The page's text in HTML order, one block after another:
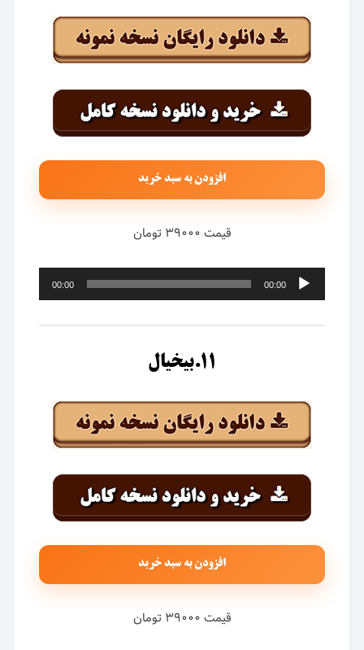
افزودن به سبد خرید
قیمت ۳۹۰۰۰ تومان
پخش‌کننده
صوت
00:00
00:00
۱۱.بیخیال
افزودن به سبد خرید
قیمت ۳۹۰۰۰ تومان